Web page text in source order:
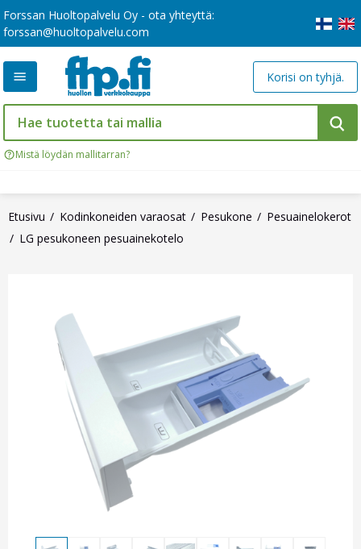
Forssan Huoltopalvelu Oy - ota yhteyttä:
forssan@huoltopalvelu.com
Mistä löydän mallitarran?
Korisi on tyhjä.
Etusivu Kodinkoneiden varaosat Pesukone
Pesuainelokerot
LG pesukoneen pesuainekotelo